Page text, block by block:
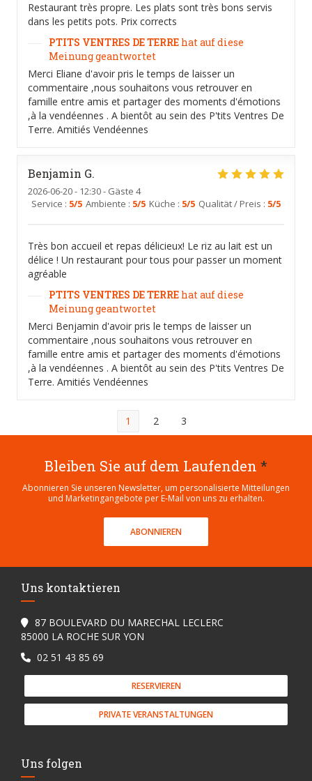
Restaurant très propre. Les plats sont très bons servis
dans les petits pots. Prix corrects
PTITS VENTRES DE TERRE hat auf diese
Meinung geantwortet
Merci Eliane d'avoir pris le temps de laisser un
commentaire ,nous souhaitons vous retrouver en
famille entre amis et partager des moments d'émotions
,à la vendéennes . A bientôt au sein des P'tits Ventres De
Terre. Amitiés Vendéennes
Benjamin G
2026-06-20- 12:30 - Gäste 4
Service : 5/5 Ambiente : 5/5 Küche : 5/5 Qualität / Preis : 5/5
Très bon accueil et repas délicieux! Le riz au lait est un
délice ! Un restaurant pour tous pour passer un moment
agréable
PTITS VENTRES DE TERRE hat auf diese
Meinung geantwortet
Merci Benjamin d'avoir pris le temps de laisser un
commentaire ,nous souhaitons vous retrouver en
famille entre amis et partager des moments d'émotions
,à la vendéennes . A bientôt au sein des P'tits Ventres De
Terre. Amitiés Vendéennes
1 2 3
Bleiben Sie auf dem Laufenden *
Abonnieren Sie unseren Newsletter, um personalisierte Mitteilungen
und Marketingangebote per E-Mail von uns zu erhalten.
ABONNIEREN
Uns kontaktieren
87 BOULEVARD DU MARECHAL LECLERC
85000 LA ROCHE SUR YON
02 51 43 85 69
RESERVIEREN
PRIVATE VERANSTALTUNGEN
Uns folgen